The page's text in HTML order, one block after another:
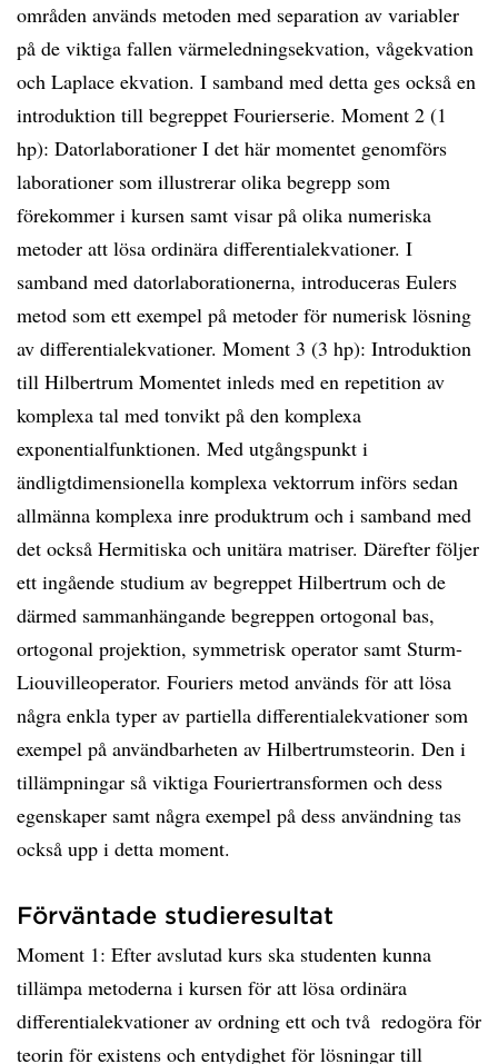
områden används metoden med separation av variabler
på de viktiga fallen värmeledningsekvation, vågekvation
och Laplace ekvation. I samband med detta ges också en
introduktion till begreppet Fourierserie. Moment 2 (1
hp): Datorlaborationer I det här momentet genomförs
laborationer som illustrerar olika begrepp som
förekommer i kursen samt visar på olika numeriska
metoder att lösa ordinära differentialekvationer. I
samband med datorlaborationerna, introduceras Eulers
metod som ett exempel på metoder för numerisk lösning
av differentialekvationer. Moment 3 (3 hp): Introduktion
till Hilbertrum Momentet inleds med en repetition av
komplexa tal med tonvikt på den komplexa
exponentialfunktionen. Med utgångspunkt i
ändligtdimensionella komplexa vektorrum införs sedan
allmänna komplexa inre produktrum och i samband med
det också Hermitiska och unitära matriser. Därefter följer
ett ingående studium av begreppet Hilbertrum och de
därmed sammanhängande begreppen ortogonal bas,
ortogonal projektion, symmetrisk operator samt Sturm-
Liouvilleoperator. Fouriers metod används för att lösa
några enkla typer av partiella differentialekvationer som
exempel på användbarheten av Hilbertrumsteorin. Den i
tillämpningar så viktiga Fouriertransformen och dess
egenskaper samt några exempel på dess användning tas
också upp i detta moment.
Förväntade studieresultat
Moment 1: Efter avslutad kurs ska studenten kunna 
tillämpa metoderna i kursen för att lösa ordinära
differentialekvationer av ordning ett och två  redogöra för
teorin för existens och entydighet för lösningar till